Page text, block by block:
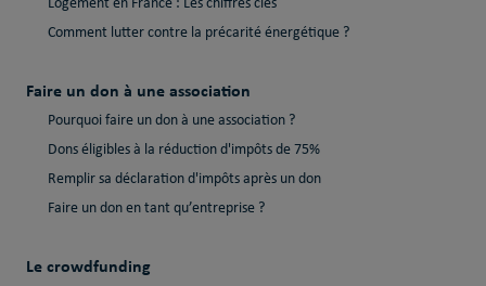
Logement en France : Les chiffres clés
Comment lutter contre la précarité énergétique ?
Faire un don à une association
Pourquoi faire un don à une association ?
Dons éligibles à la réduction d'impôts de 75%
Remplir sa déclaration d'impôts après un don
Faire un don en tant qu’entreprise ?
Le crowdfunding